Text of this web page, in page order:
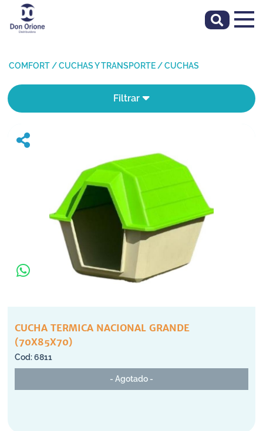
COMFORT /CUCHAS Y TRANSPORTE /CUCHAS
Filtrar
CUCHA TERMICA NACIONAL GRANDE
(70X85X70)
6811
- Agotado -